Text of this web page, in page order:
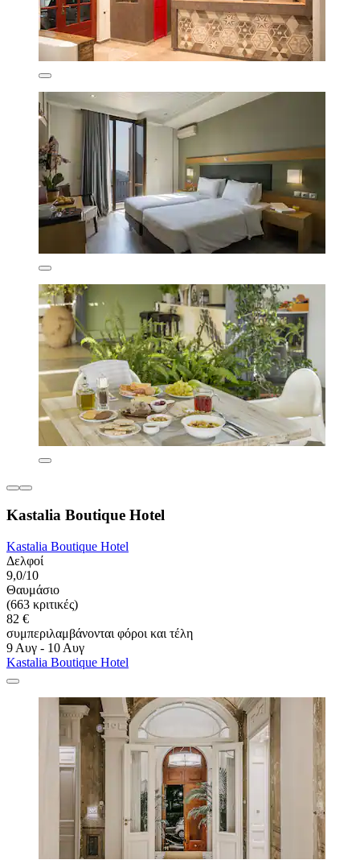
Kastalia Boutique Hotel
Kastalia Boutique Hotel
Δελφοί
9,0/10
Θαυμάσιο
(663 κριτικές)
82 €
συμπεριλαμβάνονται φόροι και τέλη
9 Αυγ - 10 Αυγ
Kastalia Boutique Hotel